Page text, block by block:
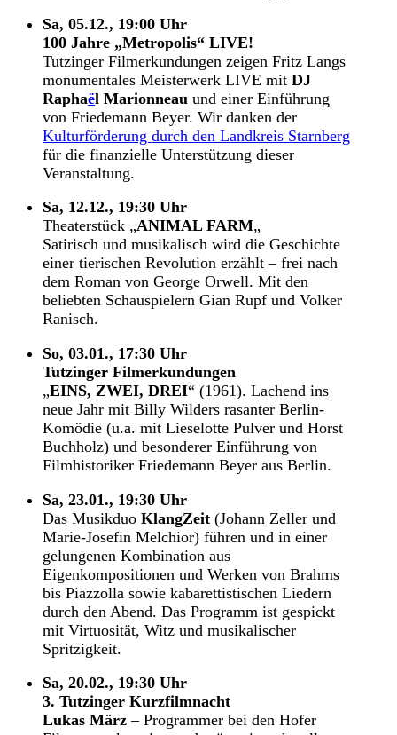
Sa, 05.12., 19:00 Uhr
100 Jahre „Metropolis“ LIVE!
Tutzinger Filmerkundungen zeigen Fritz Langs
monumentales Meisterwerk LIVE mit DJ
Raphaël Marionneau und einer Einführung
von Friedemann Beyer. Wir danken der
Kulturförderung durch den Landkreis Starnberg
für die finanzielle Unterstützung dieser
Veranstaltung.
Sa, 12.12., 19:30 Uhr
Theaterstück „ANIMAL FARM„
Satirisch und musikalisch wird die Geschichte
einer tierischen Revolution erzählt – frei nach
dem Roman von George Orwell. Mit den
beliebten Schauspielern Gian Rupf und Volker
Ranisch.
So, 03.01., 17:30 Uhr
Tutzinger Filmerkundungen
„EINS, ZWEI, DREI“ (1961). Lachend ins
neue Jahr mit Billy Wilders rasanter Berlin-
Komödie (u.a. mit Lieselotte Pulver und Horst
Buchholz) und besonderer Einführung von
Filmhistoriker Friedemann Beyer aus Berlin.
Sa, 23.01., 19:30 Uhr
Das Musikduo KlangZeit (Johann Zeller und
Marie-Josefin Melchior) führen und in einer
gelungenen Kombination aus
Eigenkompositionen und Werken von Brahms
bis Piazzolla sowie kabarettistischen Liedern
durch den Abend. Das Programm ist gespickt
mit Virtuosität, Witz und musikalischer
Spritzigkeit.
Sa, 20.02., 19:30 Uhr
3. Tutzinger Kurzfilmnacht
Lukas März – Programmer bei den Hofer